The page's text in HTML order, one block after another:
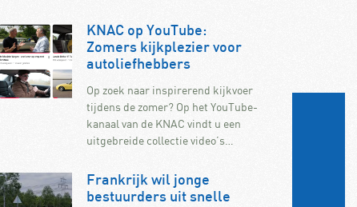
KNAC op YouTube:
Zomers kijkplezier voor
autoliefhebbers
Op zoek naar inspirerend kijkvoer
tijdens de zomer? Op het YouTube-
kanaal van de KNAC vindt u een
uitgebreide collectie video’s…
Frankrijk wil jonge
bestuurders uit snelle